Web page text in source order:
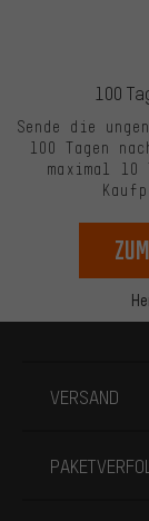
100
Sende die
100 Tagen
maximal 10
VERSAND